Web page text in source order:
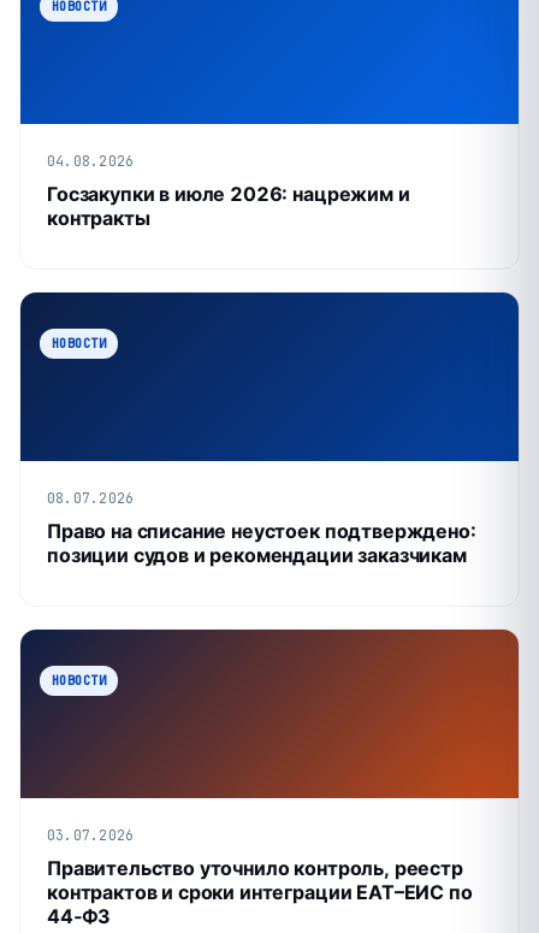
НОВОСТИ
04.08.2026
Госзакупки в июле 2026: нацрежим и
контракты
НОВОСТИ
08.07.2026
Право на списание неустоек подтверждено:
позиции судов и рекомендации заказчикам
НОВОСТИ
03.07.2026
Правительство уточнило контроль, реестр
контрактов и сроки интеграции ЕАТ–ЕИС по
44‑ФЗ